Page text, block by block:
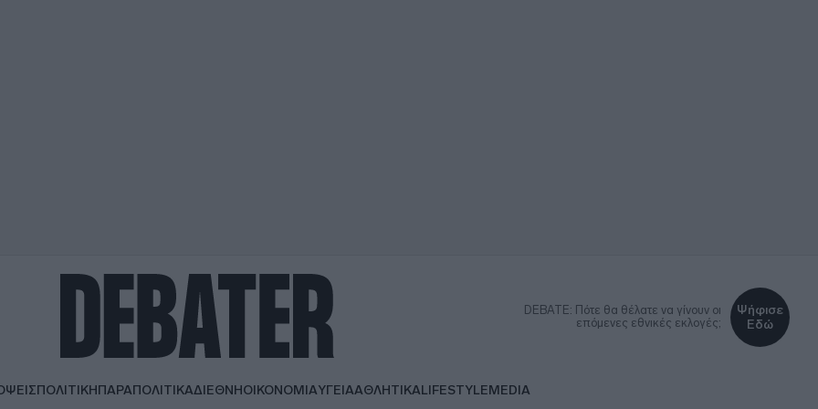
DEBATE: Πότε θα θέλατε να γίνουν οι
επόμενες εθνικές εκλογές;
Ψήφισε
Εδώ
ΠΟΛΙΤΙΚΗΠΑΡΑΠΟΛΙΤΙΚΑΔΙΕΘΝΗΟΙΚΟΝΟΜΙΑΥΓΕΙΑΑΘΛΗΤΙΚΑLIFESTYLEMEDIA